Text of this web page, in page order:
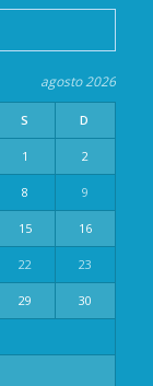
agosto 2026
S D
1 2
8 9
15 16
22 23
29 30